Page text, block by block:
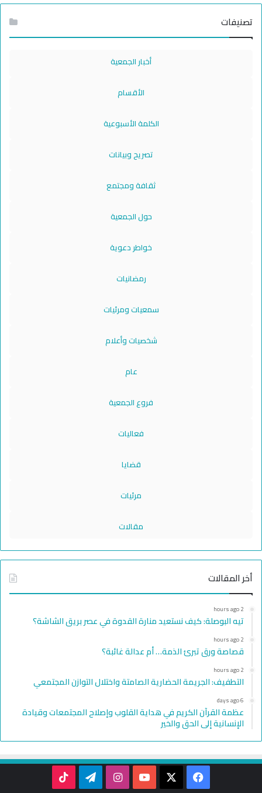
تصنيفات
أخبار الجمعية
الأقسام
الكلمة الأسبوعية
تصريح وبيانات
ثقافة ومجتمع
حول الجمعية
خواطر دعوية
رمضانيات
سمعيات ومرئيات
شخصيات وأعلام
عام
فروع الجمعية
فعاليات
قضايا
مرئيات
مقالات
أخر المقالات
2 hours ago
تيه البوصلة: كيف نستعيد منارة القدوة في عصر بريق الشاشة؟
2 hours ago
قصاصة ورق تبرئ الذمة… أم عدالة غائبة؟
2 hours ago
التطفيف: الجريمة الحضارية الصامتة واختلال التوازن المجتمعي
6 days ago
عظمة القرآن الكريم في هداية القلوب وإصلاح المجتمعات وقيادة
الإنسانية إلى الحق والخير
Facebook
YouTube
Instagram
Telegram